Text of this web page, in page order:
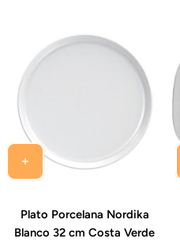
Plato Porcelana Nordika
Blanco 32 cm Costa Verde